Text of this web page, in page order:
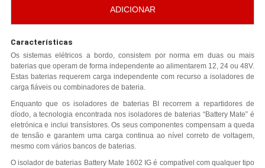
ADICIONAR
Características
Os sistemas elétricos a bordo, consistem por norma em duas ou mais
baterias que operam de forma independente ao alimentarem 12, 24 ou 48V.
Estas baterias requerem carga independente com recurso a isoladores de
carga fiáveis ou combinadores de bateria.
Enquanto que os isoladores de baterias BI recorrem a repartidores de
díodo, a tecnologia encontrada nos isoladores de baterias “Battery Mate” é
eletrónica e inclui transístores. Os seus componentes compensam a queda
de tensão e garantem uma carga continua ao nível correto de voltagem,
mesmo com vários bancos de baterias.
O isolador de baterias Battery Mate 1602 IG é compatível com qualquer tipo